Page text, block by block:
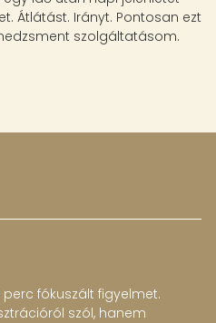
Átlátást. Irányt. Pontosan ezt
szolgáltatásom.
perc fókuszált figyelmet.
szól, hanem